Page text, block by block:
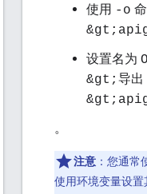
使用 -o
设置名为
&gt;导出
。
注意 ：您通常
使用环境变量设